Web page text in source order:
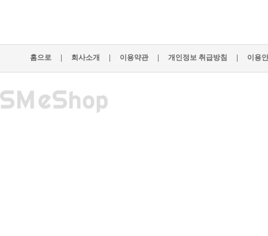
홈으로 회사소개 이용약관 개인정보 취급방침 이용